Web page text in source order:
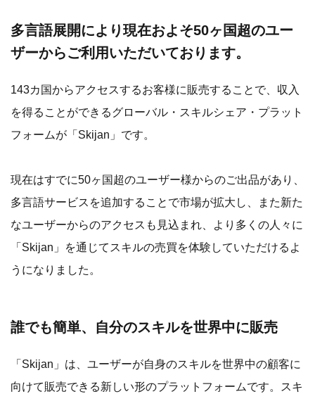
多言語展開により現在およそ50ヶ国超のユー
ザーからご利用いただいております。
143カ国からアクセスするお客様に販売することで、収入
を得ることができるグローバル・スキルシェア・プラット
フォームが「Skijan」です。
現在はすでに50ヶ国超のユーザー様からのご出品があり、
多言語サービスを追加することで市場が拡大し、また新た
なユーザーからのアクセスも見込まれ、より多くの人々に
「Skijan」を通じてスキルの売買を体験していただけるよ
うになりました。
誰でも簡単、自分のスキルを世界中に販売
「Skijan」は、ユーザーが自身のスキルを世界中の顧客に
向けて販売できる新しい形のプラットフォームです。スキ